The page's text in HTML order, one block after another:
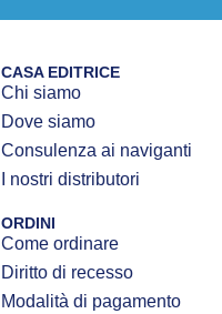
CASA EDITRICE
Chi siamo
Dove siamo
Consulenza ai naviganti
I nostri distributori
ORDINI
Come ordinare
Diritto di recesso
Modalità di pagamento